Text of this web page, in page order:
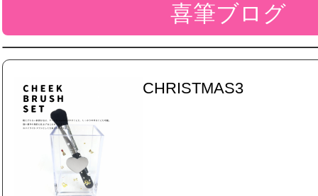
喜筆ブログ
CHRISTMAS3